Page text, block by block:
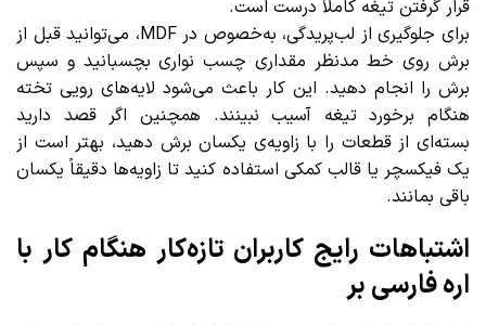
قرار گرفتن تیغه کاملاً درست است.
برای جلوگیری از لب‌پریدگی، به‌خصوص در MDF، می‌توانید قبل از
برش روی خط مدنظر مقداری چسب نواری بچسبانید و سپس
برش را انجام دهید. این کار باعث می‌شود لایه‌های رویی تخته
هنگام برخورد تیغه آسیب نبینند. همچنین اگر قصد دارید
بسته‌ای از قطعات را با زاویه‌ی یکسان برش دهید، بهتر است از
یک فیکسچر یا قالب کمکی استفاده کنید تا زاویه‌ها دقیقاً یکسان
باقی بمانند.
اشتباهات رایج کاربران تازه‌کار هنگام کار با
اره فارسی بر